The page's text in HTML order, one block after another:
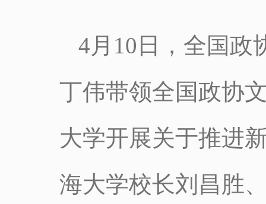
4月10日，全国政
丁伟带领全国政协
大学开展关于推进
海大学校长刘昌胜